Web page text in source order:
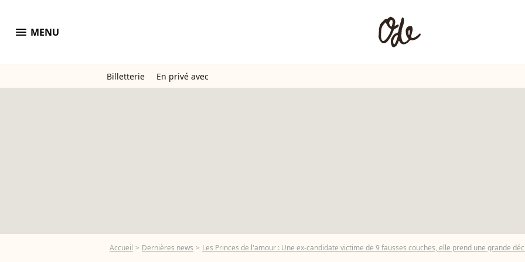
menu MENU
Billetterie En privé avec
Accueil Dernières news Les Princes de l'amour : Une ex-candidate victime de 9 fausses couches, elle prend une grande